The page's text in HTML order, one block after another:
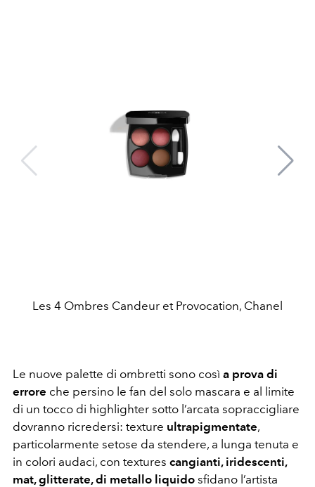
Les 4 Ombres Candeur et Provocation, Chanel
Le nuove palette di ombretti sono così a prova di
errore che persino le fan del solo mascara e al limite
di un tocco di highlighter sotto l’arcata sopraccigliare
dovranno ricredersi: texture ultrapigmentate,
particolarmente setose da stendere, a lunga tenuta e
in colori audaci, con textures cangianti, iridescenti,
mat, glitterate, di metallo liquido sfidano l’artista